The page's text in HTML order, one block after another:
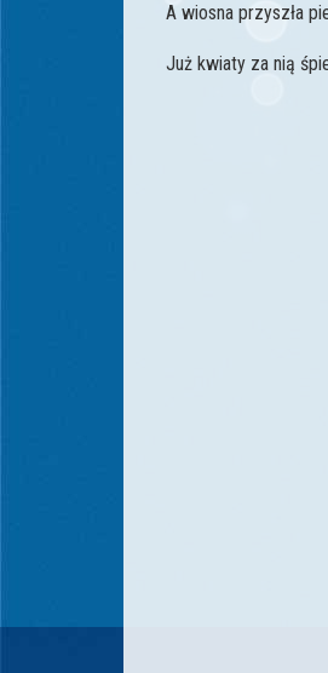
A wiosna przyszła
Już kwiaty za nią